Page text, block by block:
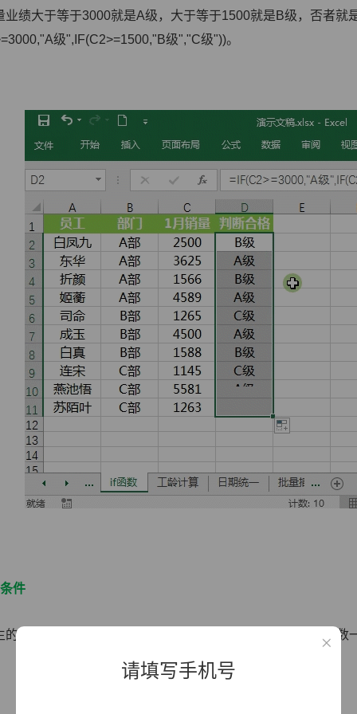
业绩大于等于3000就是A级，大于等于1500就是B级，否者就
级",IF(C2>=1500,"B级","C级"))。
件
的销量业绩大于等于1500就是优秀，这时候需要结合and函
请填写手机号